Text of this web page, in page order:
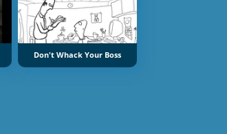
Don't Whack Your Boss